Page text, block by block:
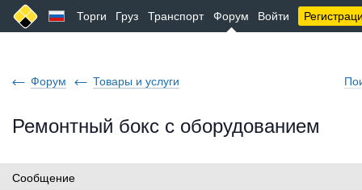
Торги Груз Транспорт Форум Войти
Форум Товары и услуги
Ремонтный бокс с оборудованием
Сообщение